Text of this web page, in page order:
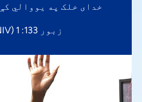
خدای خلک په یووالي
زبور 133: 1 (NIV)